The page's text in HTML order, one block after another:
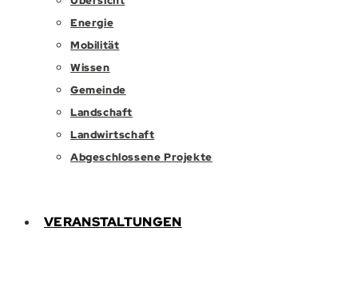
Energie
Mobilität
Wissen
Gemeinde
Landschaft
Landwirtschaft
Abgeschlossene Projekte
VERANSTALTUNGEN